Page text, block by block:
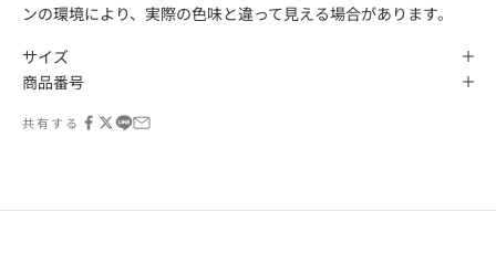
ンの環境により、実際の色味と違って見える場合があります。
サイズ
商品番号
共有する